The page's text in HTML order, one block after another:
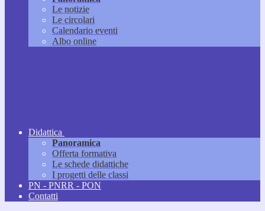
Le notizie
Le circolari
Calendario eventi
Albo online
Didattica
Panoramica
Offerta formativa
Le schede didattiche
I progetti delle classi
PN - PNRR - PON
Contatti